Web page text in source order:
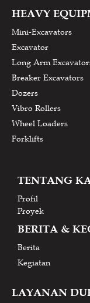
HEAVY
Mini-Excavators
Excavator
Long Arm
Breaker Excavators
Dozers
Vibro Rollers
Wheel Loaders
Forklifts
TENTANG
Profil
Proyek
BERITA &
Berita
Kegiatan
LAYANAN